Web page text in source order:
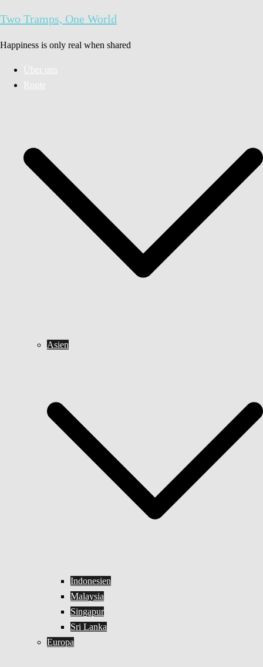
Inhalt
Two Tramps, One World
Happiness is only real when shared
Über uns
Route
Asien
Indonesien
Malaysia
Singapur
Sri Lanka
Europa